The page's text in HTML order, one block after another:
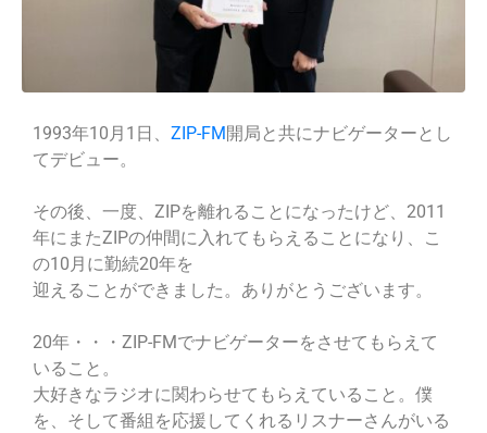
1993年10月1日、 ZIP-FM 開局と共にナビゲーターとし
てデビュー。
その後、一度、ZIPを離れることになったけど、2011
年にまたZIPの仲間に入れてもらえることになり、こ
の10月に勤続20年を
迎えることができました。ありがとうございます。
20年・・・ZIP-FMでナビゲーターをさせてもらえて
いること。
大好きなラジオに関わらせてもらえていること。僕
を、そして番組を応援してくれるリスナーさんがいる